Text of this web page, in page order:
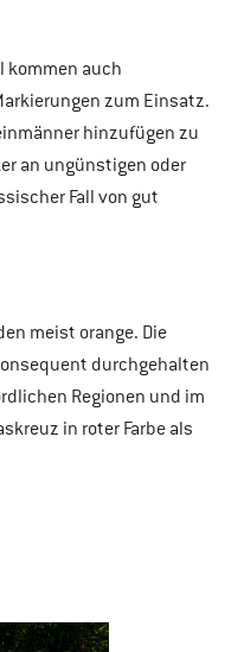
kommen auch
zum Einsatz.
hinzufügen zu
an ungünstigen oder
Fall von gut
meist orange. Die
durchgehalten
Regionen und im
in roter Farbe als